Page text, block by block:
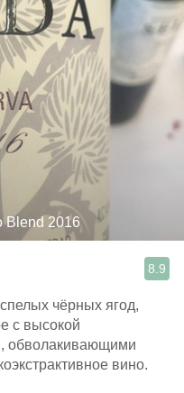
Blend 2016
8.9
чёрных ягод,
с высокой
обволакивающими
вино.